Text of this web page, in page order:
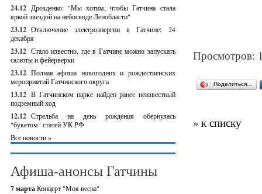
24.12 Дрозденко: "Мы хотим, чтобы Гатчина стала
яркой звездой на небосводе Ленобласти"
23.12 Отключение электроэнергии в Гатчине: 24
декабря
23.12 Стало известно, где в Гатчине можно запускать
салюты и фейерверки
23.12 Полная афиша новогодних и рождественских
мероприятий Гатчинского округа
13.12 В Гатчинском парке найден ранее неизвестный
подземный ход
12.12 Стрельба на день рождения обернулась
"букетом" статей УК РФ
Все новости »
Афиша-анонсы Гатчины
7 мартаКонцерт "Моя весна"
Просмотров:
Поделиться…
» к списку